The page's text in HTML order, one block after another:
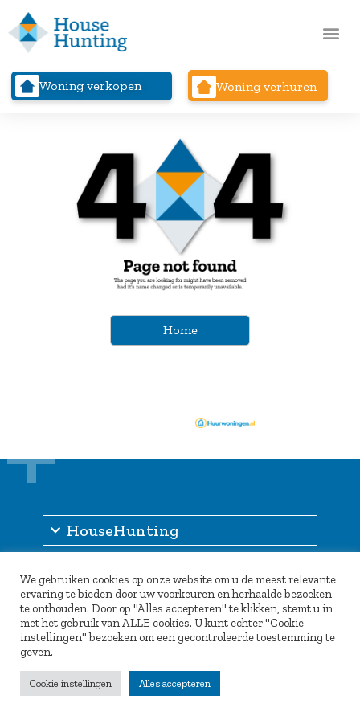
Woning verkopen Woning verhuren
Home
HouseHunting
Inlogportaal
Partners
We gebruiken cookies op onze website om u de meest relevante
ervaring te bieden door uw voorkeuren en herhaalde bezoeken
te onthouden. Door op "Alles accepteren" te klikken, stemt u in
met het gebruik van ALLE cookies. U kunt echter "Cookie-
instellingen" bezoeken om een gecontroleerde toestemming te
geven.
Cookie instellingen Alles accepteren